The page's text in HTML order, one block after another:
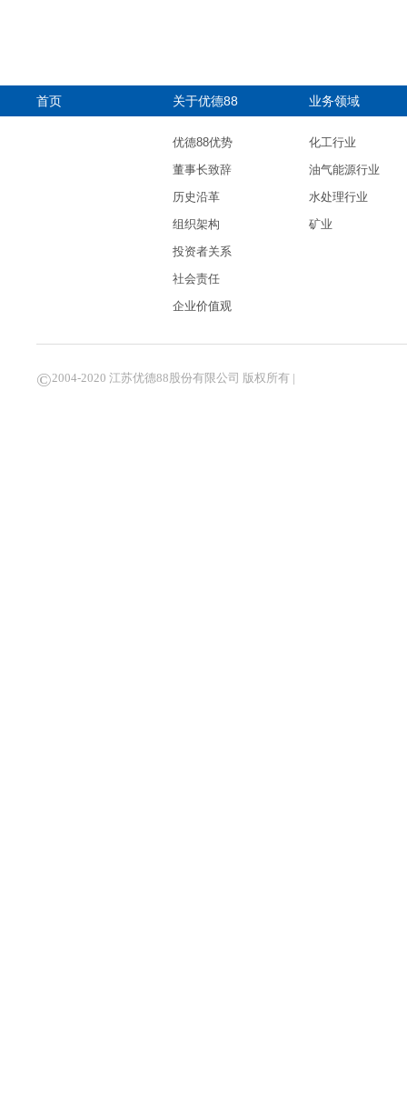
首页 关于优德88
优德88优势
董事长致辞
历史沿革
组织架构
投资者关系
社会责任
企业价值观
业务领域
化工行业
油气能源行业
水处理行业
矿业
©2004-2020 江苏优德88股份有限公司 版权所有 |